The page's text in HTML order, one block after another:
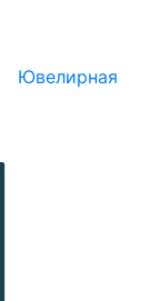
Ювелирная